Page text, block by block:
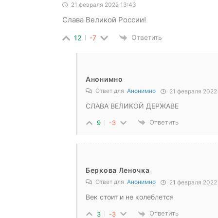
21 февраля 2022 13:43
Слава Великой России!
12 -7 Ответить
Анонимно
Ответ для Анонимно 21 февраля 2022
СЛАВА ВЕЛИКОЙ ДЕРЖАВЕ
9 -3 Ответить
Беркова Леночка
Ответ для Анонимно 21 февраля 2022
Век стоит и не колеблется
3 -3 Ответить